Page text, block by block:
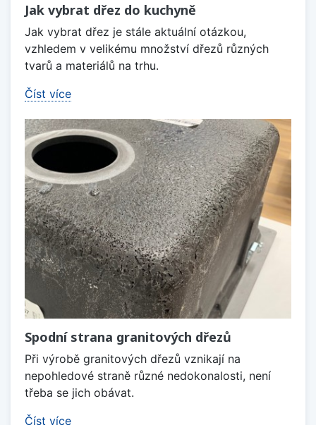
Jak vybrat dřez do kuchyně
Jak vybrat dřez je stále aktuální otázkou,
vzhledem v velikému množství dřezů různých
tvarů a materiálů na trhu.
Číst více
Spodní strana granitových dřezů
Při výrobě granitových dřezů vznikají na
nepohledové straně různé nedokonalosti, není
třeba se jich obávat.
Číst více